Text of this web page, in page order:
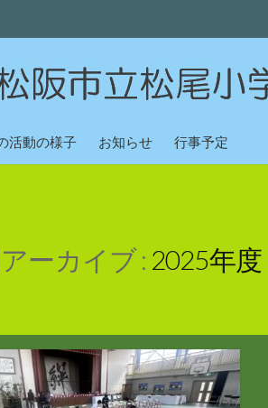
活動の様子 お知らせ 行事予定
ーカイブ : 2025年度